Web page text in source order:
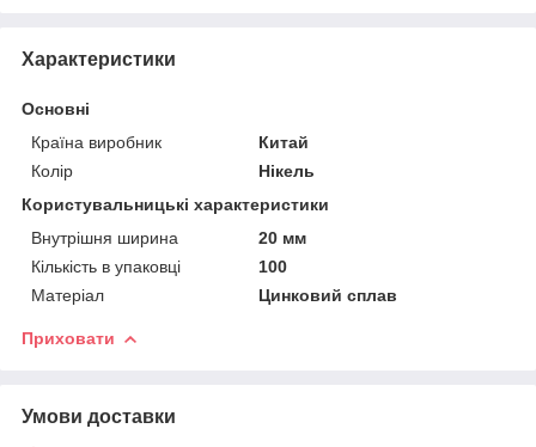
Характеристики
Основні
Країна виробник
Китай
Колір
Нікель
Користувальницькі характеристики
Внутрішня ширина
20 мм
Кількість в упаковці
100
Матеріал
Цинковий сплав
Приховати
Умови доставки